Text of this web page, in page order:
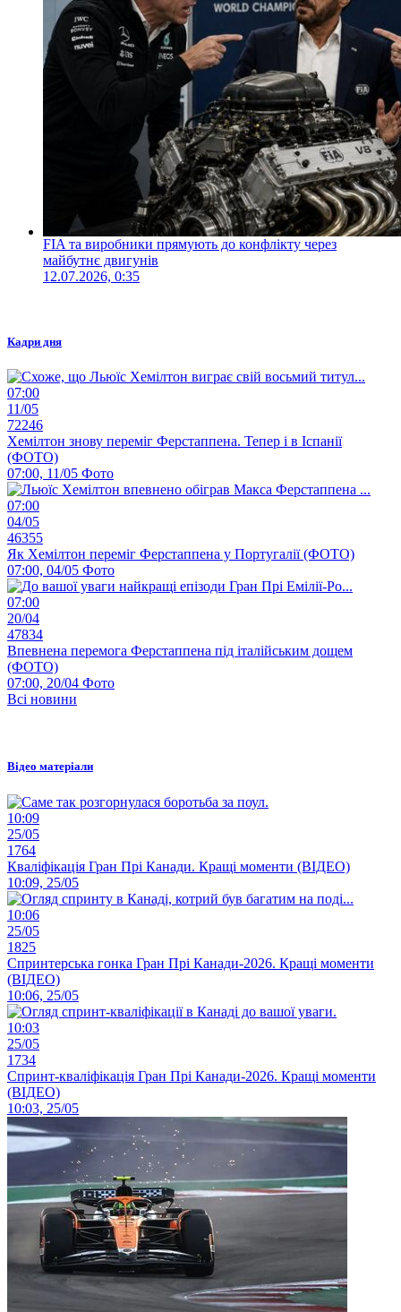
FIA та виробники прямують до конфлікту через
майбутнє двигунів
12.07.2026, 0:35
Кадри дня
07:00
11/05
72246
Хемілтон знову переміг Ферстаппена. Тепер і в Іспанії
(ФОТО)
07:00, 11/05 Фото
07:00
04/05
46355
Як Хемілтон переміг Ферстаппена у Португалії (ФОТО)
07:00, 04/05 Фото
07:00
20/04
47834
Впевнена перемога Ферстаппена під італійським дощем
(ФОТО)
07:00, 20/04 Фото
Всі новини
Відео матеріали
10:09
25/05
1764
Кваліфікація Гран Прі Канади. Кращі моменти (ВІДЕО)
10:09, 25/05
10:06
25/05
1825
Спринтерська гонка Гран Прі Канади-2026. Кращі моменти
(ВІДЕО)
10:06, 25/05
10:03
25/05
1734
Спринт-кваліфікація Гран Прі Канади-2026. Кращі моменти
(ВІДЕО)
10:03, 25/05